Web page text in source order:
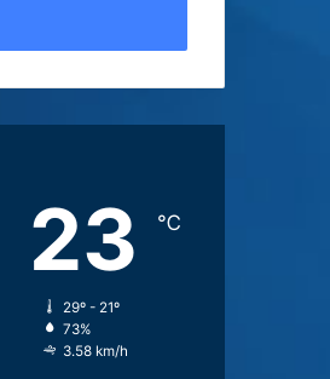
23 ℃
29º - 21º
73%
3.58 km/h